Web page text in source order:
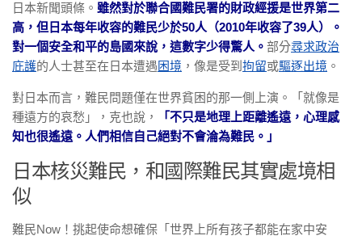
日本新聞頭條。 雖然對於聯合國難民署的財政經援是世界第二
高，但日本每年收容的難民少於50人（2010年收容了39人）。
對一個安全和平的島國來說，這數字少得驚人。 部分尋求政治
庇護的人士甚至在日本遭遇困境 ，像是受到 拘留或驅逐出境 。
對日本而言，難民問題僅在世界貧困的那一側上演。「就像是
種遠方的哀愁」，克也說，
「不只是地理上距離遙遠，心理感
知也很遙遠。人們相信自己絕對不會淪為難民。」
日本核災難民，和國際難民其實處境相
似
難民Now！挑起使命想確保「世界上所有孩子都能在家中安